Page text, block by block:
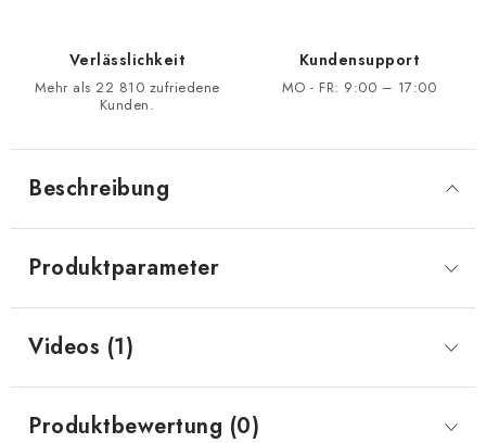
Verlässlichkeit
Mehr als 22 810 zufriedene
Kunden.
Kundensupport
MO - FR: 9:00 – 17:00
Beschreibung
Produktparameter
Videos (1)
Produktbewertung (0)